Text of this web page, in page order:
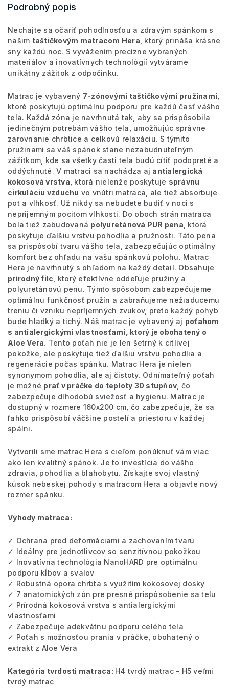
Podrobný popis
Nechajte sa očariť pohodlnosťou a zdravým spánkom s
našim taštičkovým matracom Hera , ktorý prináša krásne
sny každú noc. S vyvážením precízne vybraných
materiálov a inovatívnych technológií vytvárame
unikátny zážitok z odpočinku.
Matrac je vybavený 7-zónovými taštičkovými pružinami
ktoré poskytujú optimálnu podporu pre každú časť vášho
tela. Každá zóna je navrhnutá tak, aby sa prispôsobila
jedinečným potrebám vášho tela, umožňujúc správne
zarovnanie chrbtice a celkovú relaxáciu. S týmito
pružinami sa váš spánok stane nezabudnuteľným
zážitkom, kde sa všetky časti tela budú cítiť podopreté a
oddýchnuté. V matraci sa nachádza aj antialergická
kokosová vrstva , ktorá nielenže poskytuje správnu
cirkuláciu vzduchu vo vnútri matraca, ale tiež absorbuje
pot a vlhkosť. Už nikdy sa nebudete budiť v noci s
neprijemným pocitom vlhkosti. Do oboch strán matraca
bola tiež zabudovaná polyuretánová PUR pena , ktorá
poskytuje ďalšiu vrstvu pohodlia a pružnosti. Táto pena
sa prispôsobí tvaru vášho tela, zabezpečujúc optimálny
komfort bez ohľadu na vašu spánkovú polohu. Matrac
Hera je navrhnutý s ohľadom na každý detail. Obsahuje
prírodný filc , ktorý efektívne oddeľuje pružiny a
polyuretánovú penu. Týmto spôsobom zabezpečujeme
optimálnu funkčnosť pružín a zabraňujeme nežiaducemu
treniu či vzniku nepríjemných zvukov, preto každý pohyb
bude hladký a tichý. Náš matrac je vybavený aj poťahom
s antialergickými vlastnosťami, ktorý je obohatený o
Aloe Vera. Tento poťah nie je len šetrný k citlivej
pokožke, ale poskytuje tiež ďalšiu vrstvu pohodlia a
regenerácie počas spánku. Matrac Hera je nielen
synonymom pohodlia, ale aj čistoty. Odnímateľný poťah
je možné prať v práčke do teploty 30 stupňov , čo
zabezpečuje dlhodobú sviežosť a hygienu. Matrac je
dostupný v rozmere 160x200 cm, čo zabezpečuje, že sa
ľahko prispôsobí väčšine postelí a priestoru v každej
spálni.
Vytvorili sme matrac Hera s cieľom ponúknuť vám viac
ako len kvalitný spánok. Je to investícia do vášho
zdravia, pohodlia a blahobytu. Získajte svoj vlastný
kúsok nebeskej pohody s matracom Hera a objavte nový
rozmer spánku.
Výhody matraca:
✓ Ochrana pred deformáciami a zachovaním tvaru
✓ Ideálny pre jednotlivcov so senzitívnou pokožkou
✓ Inovatívna technológia NanoHARD pre optimálnu
podporu kĺbov a svalov
✓ Robustná opora chrbta s využitím kokosovej dosky
✓ 7 anatomických zón pre presné prispôsobenie sa telu
✓ Prírodná kokosová vrstva s antialergickými
vlastnosťami
✓ Zabezpečuje adekvátnu podporu celého tela
✓ Poťah s možnosťou prania v práčke, obohatený o
extrakt z Aloe Vera
Kategória tvrdosti matraca: H4 tvrdý matrac - H5 veľmi
tvrdý matrac